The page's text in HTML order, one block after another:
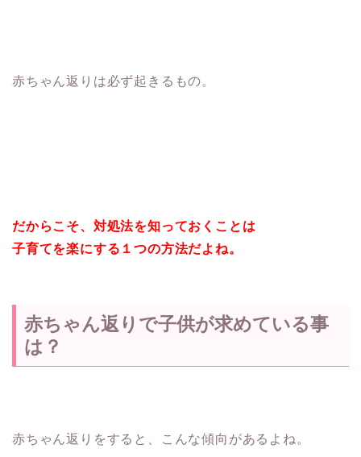
赤ちゃん返りは必ず起きるもの。
だからこそ、対処法を知っておくことは
子育てを楽にする１つの方法だよね。
赤ちゃん返りで子供が求めている事
は？
赤ちゃん返りをすると、こんな傾向があるよね。